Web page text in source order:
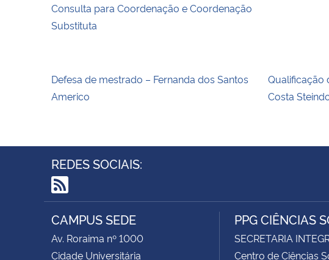
Consulta para Coordenação e Coordenação
Substituta
Defesa de mestrado – Fernanda dos Santos
Americo
Qualificação
Costa
REDES SOCIAIS:
RSS
CAMPUS SEDE
Av. Roraima nº 1000
Cidade Universitária
PPG CIÊNCIAS
SECRETARIA
Centro de Ciências